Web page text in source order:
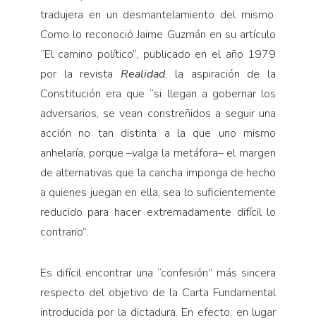
tradujera en un desmantelamiento del mismo.
Como lo reconoció Jaime Guzmán en su artículo
“El camino político”, publicado en el año 1979
por la revista Realidad, la aspiración de la
Constitución era que “si llegan a gobernar los
adversarios, se vean constreñidos a seguir una
acción no tan distinta a la que uno mismo
anhelaría, porque –valga la metáfora– el margen
de alternativas que la cancha imponga de hecho
a quienes juegan en ella, sea lo suficientemente
reducido para hacer extremadamente difícil lo
contrario”.
Es difícil encontrar una “confesión” más sincera
respecto del objetivo de la Carta Fundamental
introducida por la dictadura. En efecto, en lugar